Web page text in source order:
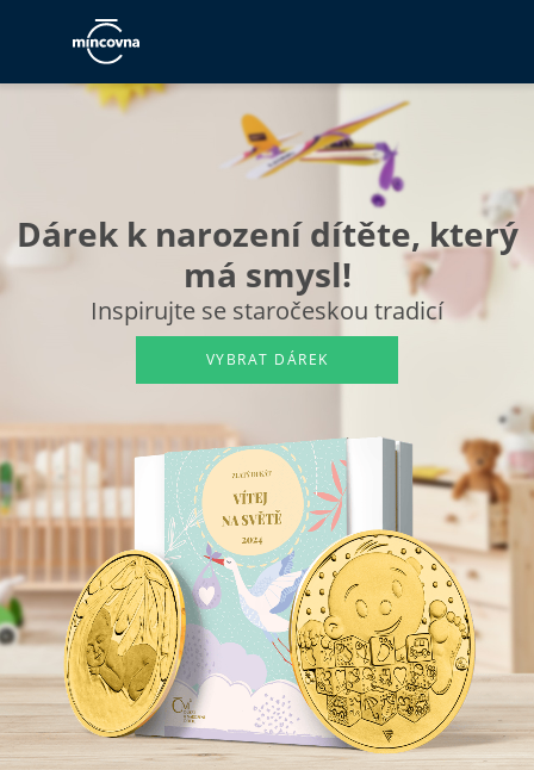
Dárek k narození dítěte, který
má smysl!
Inspirujte se staročeskou tradicí
VYBRAT DÁREK